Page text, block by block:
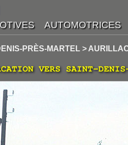
PRÈS-MARTEL >
VERS SAINT-